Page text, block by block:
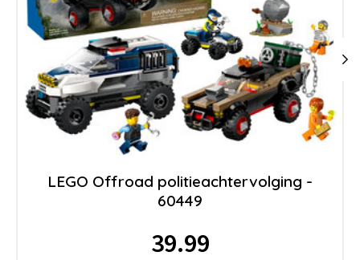
LEGO Offroad politieachtervolging -
60449
39.99